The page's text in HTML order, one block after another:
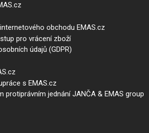
obchodu EMAS.cz
pro vrácení zboží
údajů (GDPR)
s EMAS.cz
protiprávním jednání JANČA & EMAS group